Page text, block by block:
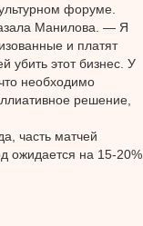
форуме.
Манилова. — Я
и платят
убить этот бизнес. У
необходимо
решение,
часть матчей
ожидается на 15-20%.